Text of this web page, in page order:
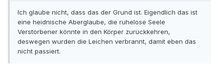
Ich glaube nicht, dass das der Grund ist. Eigendlich das ist
eine heidnische Aberglaube, die ruhelose Seele
Verstorbener könnte in den Körper zurückkehren,
deswegen wurden die Leichen verbrannt, damit eben das
nicht passiert.